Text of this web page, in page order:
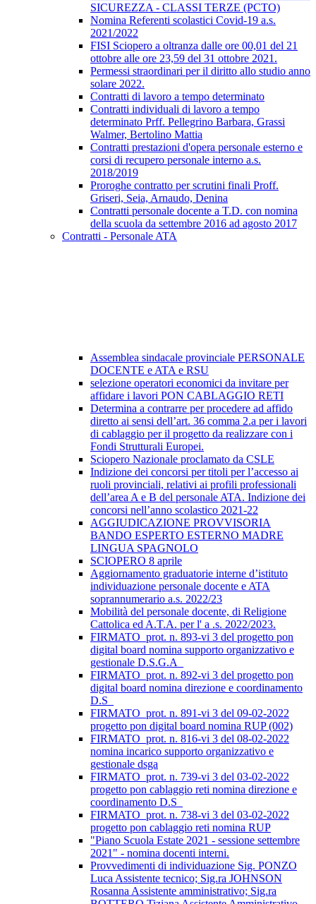
SICUREZZA - CLASSI TERZE (PCTO)
Nomina Referenti scolastici Covid-19 a.s.
2021/2022
FISI Sciopero a oltranza dalle ore 00,01 del 21
ottobre alle ore 23,59 del 31 ottobre 2021.
Permessi straordinari per il diritto allo studio anno
solare 2022.
Contratti di lavoro a tempo determinato
Contratti individuali di lavoro a tempo
determinato Prff. Pellegrino Barbara, Grassi
Walmer, Bertolino Mattia
Contratti prestazioni d'opera personale esterno e
corsi di recupero personale interno a.s.
2018/2019
Proroghe contratto per scrutini finali Proff.
Griseri, Seia, Arnaudo, Denina
Contratti personale docente a T.D. con nomina
della scuola da settembre 2016 ad agosto 2017
Contratti - Personale ATA
Assemblea sindacale provinciale PERSONALE
DOCENTE e ATA e RSU
selezione operatori economici da invitare per
affidare i lavori PON CABLAGGIO RETI
Determina a contrarre per procedere ad affido
diretto ai sensi dell’art. 36 comma 2.a per i lavori
di cablaggio per il progetto da realizzare con i
Fondi Strutturali Europei.
Sciopero Nazionale proclamato da CSLE
Indizione dei concorsi per titoli per l’accesso ai
ruoli provinciali, relativi ai profili professionali
dell’area A e B del personale ATA. Indizione dei
concorsi nell’anno scolastico 2021-22
AGGIUDICAZIONE PROVVISORIA
BANDO ESPERTO ESTERNO MADRE
LINGUA SPAGNOLO
SCIOPERO 8 aprile
Aggiornamento graduatorie interne d’istituto
individuazione personale docente e ATA
soprannumerario a.s. 2022/23
Mobilità del personale docente, di Religione
Cattolica ed A.T.A. per l' a .s. 2022/2023.
FIRMATO_prot. n. 893-vi 3 del progetto pon
digital board nomina supporto organizzativo e
gestionale D.S.G.A_
FIRMATO_prot. n. 892-vi 3 del progetto pon
digital board nomina direzione e coordinamento
D.S_
FIRMATO_prot. n. 891-vi 3 del 09-02-2022
progetto pon digital board nomina RUP (002)
FIRMATO_prot. n. 816-vi 3 del 08-02-2022
nomina incarico supporto organizzativo e
gestionale dsga
FIRMATO_prot. n. 739-vi 3 del 03-02-2022
progetto pon cablaggio reti nomina direzione e
coordinamento D.S_
FIRMATO_prot. n. 738-vi 3 del 03-02-2022
progetto pon cablaggio reti nomina RUP
"Piano Scuola Estate 2021 - sessione settembre
2021" - nomina docenti interni.
Provvedimenti di individuazione Sig. PONZO
Luca Assistente tecnico; Sig.ra JOHNSON
Rosanna Assistente amministrativo; Sig.ra